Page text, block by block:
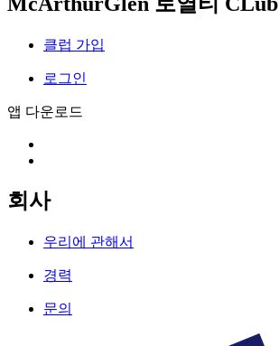
클럽 가입
로그인
앱 다운로드
회사
우리에 관해서
경력
문의